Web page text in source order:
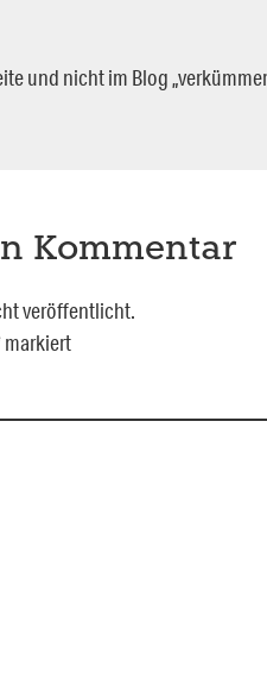
und nicht im Blog
Kommentar
veröffentlicht.
markiert